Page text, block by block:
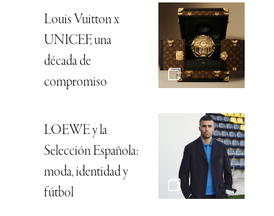
Louis Vuitton x
UNICEF, una
década de
compromiso
LOEWE y la
Selección Española:
moda, identidad y
fútbol